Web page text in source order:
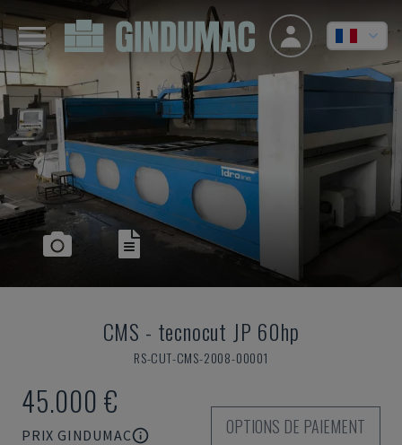
CMS - tecnocut JP 60hp
RS-CUT-CMS-2008-00001
45.000 €
PRIX GINDUMAC
OPTIONS DE PAIEMENT